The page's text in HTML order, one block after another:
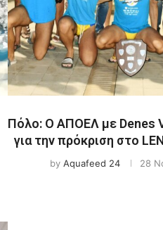
Πόλο: Ο ΑΠΟΕΛ με Denes
για την πρόκριση στο
by Aquafeed 24 28